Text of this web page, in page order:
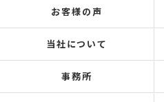
お客様の声
当社について
事務所